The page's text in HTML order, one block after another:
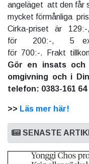
angeläget att den får
mycket förmånliga
Cirka-priset är
för 200:-, 5
för 700:-. Frakt
Gör en insats och
omgivning och i
telefon: 0383-161
>> Läs mer här!
SENASTE